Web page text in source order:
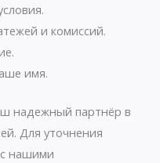
и комиссий.
имя.
надежный партнёр в
Для уточнения
с нашими